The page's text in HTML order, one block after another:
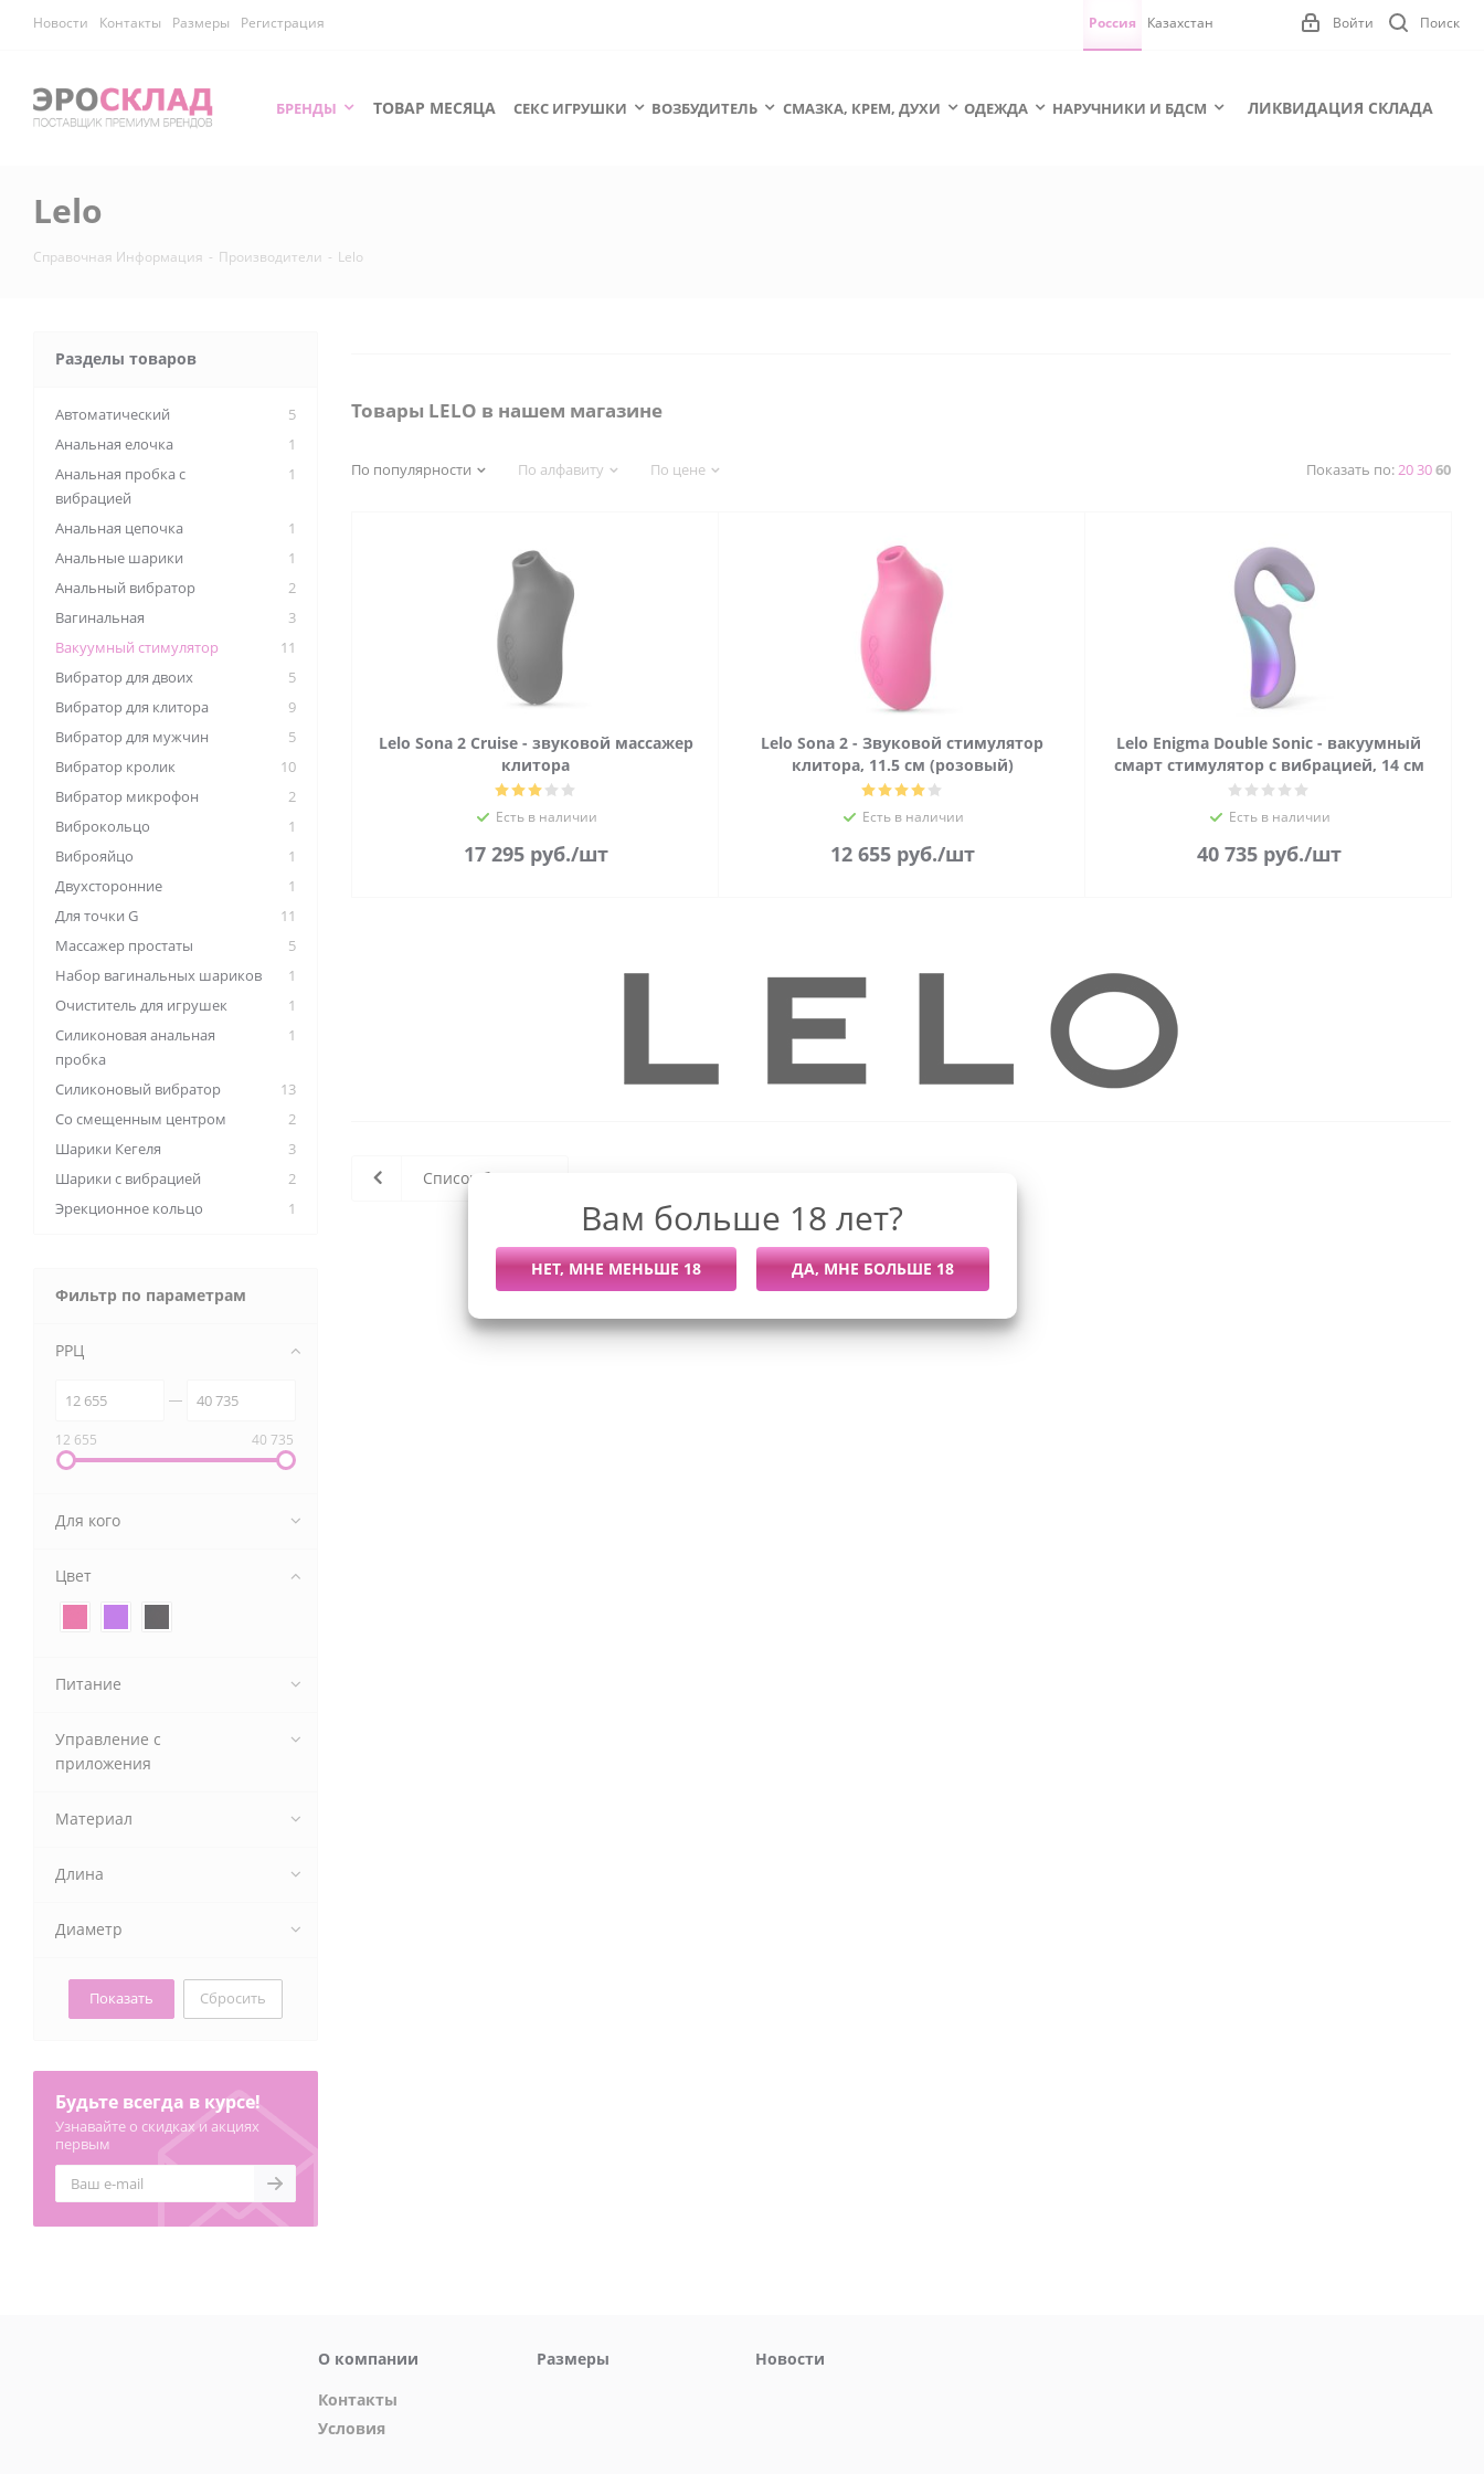
Новости Контакты Размеры Регистрация Поиск
Войти
Россия Казахстан
БРЕНДЫ ТОВАР МЕСЯЦА СЕКС ИГРУШКИ ВОЗБУДИТЕЛЬ СМАЗКА, КРЕМ, ДУХИ ОДЕЖДА НАРУЧНИКИ И БДСМ ЛИКВИДАЦИЯ СКЛАДА
Lelo
Справочная Информация - Производители - Lelo
Товары LELO в нашем магазине
По популярности По алфавиту По цене Показать по:203060
Lelo Sona 2 Cruise - звуковой массажер
клитора
Есть в наличии
17 295 руб./шт
Lelo Sona 2 - Звуковой стимулятор
клитора, 11.5 см (розовый)
Есть в наличии
12 655 руб./шт
Lelo Enigma Double Sonic - вакуумный
смарт стимулятор с вибрацией, 14 см
Есть в наличии
40 735 руб./шт
Список брендов
Разделы товаров
Автоматический
5
Анальная елочка
1
Анальная пробка с
вибрацией
1
Анальная цепочка
1
Анальные шарики
1
Анальный вибратор
2
Вагинальная
3
Вакуумный стимулятор
11
Вибратор для двоих
5
Вибратор для клитора
9
Вибратор для мужчин
5
Вибратор кролик
10
Вибратор микрофон
2
Виброкольцо
1
Виброяйцо
1
Двухсторонние
1
Для точки G
11
Массажер простаты
5
Набор вагинальных шариков
1
Очиститель для игрушек
1
Силиконовая анальная
пробка
1
Силиконовый вибратор
13
Со смещенным центром
2
Шарики Кегеля
3
Шарики с вибрацией
2
Эрекционное кольцо
1
Фильтр по параметрам
РРЦ
12 655 40 735
Для кого
Цвет
Питание
Управление с
приложения
Материал
Длина
Диаметр
Сбросить
Будьте всегда в курсе!
Узнавайте о скидках и акциях
первым
О компании
Контакты
Условия
Размеры Новости
Вам больше 18 лет?